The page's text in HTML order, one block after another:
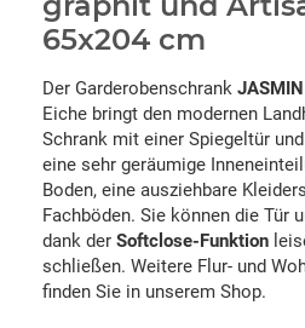
65x204 cm
Der Garderobenschrank JASMIN
Eiche bringt den modernen
Schrank mit einer Spiegeltür
eine sehr geräumige
Boden, eine ausziehbare
Fachböden. Sie können die Tür
dank der Softclose-Funktion
schließen. Weitere Flur- und
finden Sie in unserem Shop.